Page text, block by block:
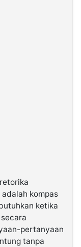
kompas
ketika
pertanyaan
tanpa